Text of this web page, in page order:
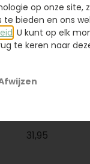
31,95
op onze
bieden en ons
. U kunt op elk
te keren naar